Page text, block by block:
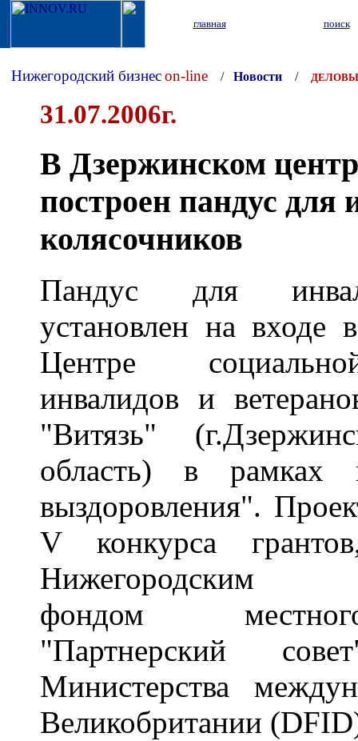
главная поиск
Нижегородский бизнесon-line / Новости /
31.07.2006г.
В Дзержинском
построен пандус для
колясочников
Пандус для
установлен на входе
Центре
инвалидов и
"Витязь"
область) в рамках
выздоровления".
V конкурса
Нижегородским
фондом
"Партнерский
Министерства
Великобритании